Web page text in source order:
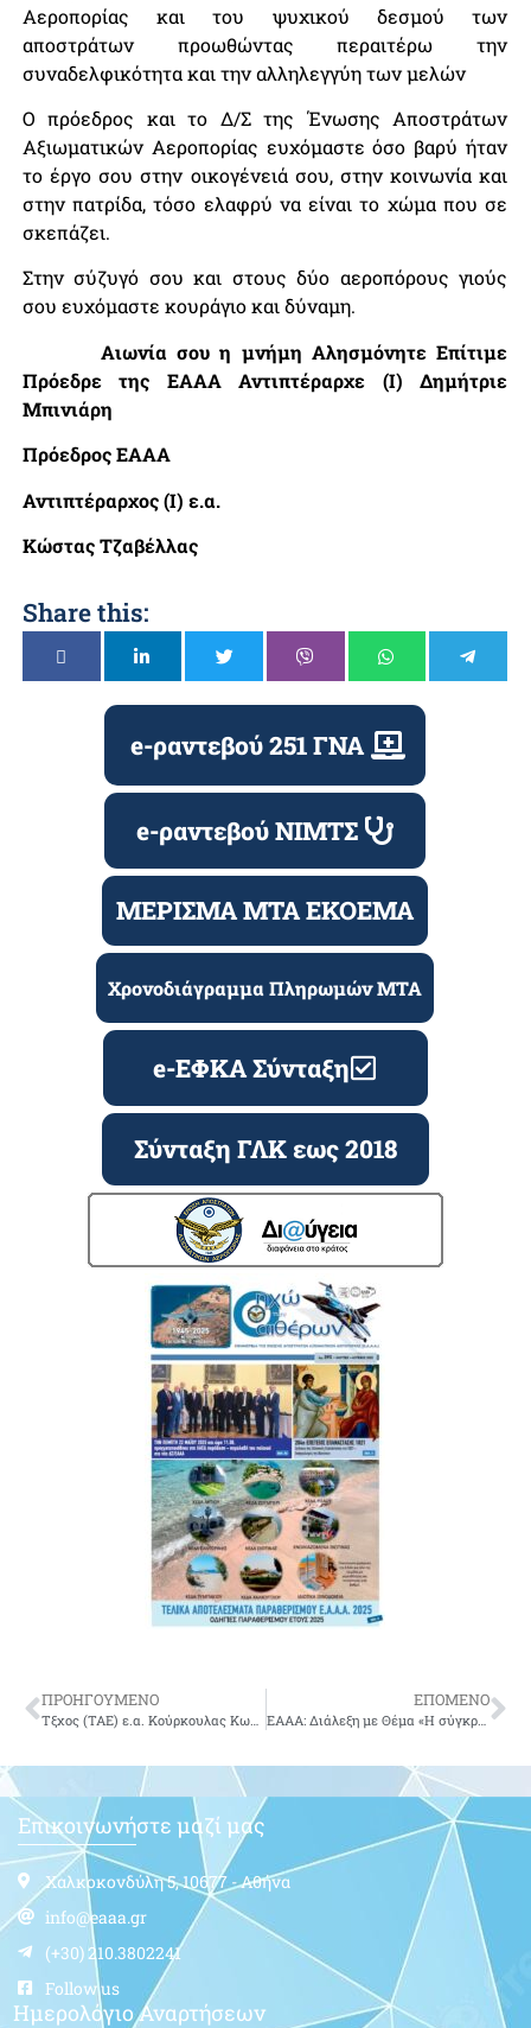
Αεροπορίας και του ψυχικού δεσμού των
αποστράτων προωθώντας περαιτέρω την
συναδελφικότητα και την αλληλεγγύη των μελών
Ο πρόεδρος και το Δ/Σ της Ένωσης Αποστράτων
Αξιωματικών Αεροπορίας ευχόμαστε όσο βαρύ ήταν
το έργο σου στην οικογένειά σου, στην κοινωνία και
στην πατρίδα, τόσο ελαφρύ να είναι το χώμα που σε
σκεπάζει.
Στην σύζυγό σου και στους δύο αεροπόρους γιούς
σου ευχόμαστε κουράγιο και δύναμη.
Αιωνία σου η μνήμη Αλησμόνητε Επίτιμε
Πρόεδρε της ΕΑΑΑ Αντιπτέραρχε (Ι) Δημήτριε
Μπινιάρη
Πρόεδρος ΕΑΑΑ
Αντιπτέραρχος (Ι) ε.α.
Κώστας Τζαβέλλας
Share this:
e-ραντεβού 251 ΓΝΑ
e-ραντεβού ΝΙΜΤΣ
ΜΕΡΙΣΜΑ ΜΤΑ ΕΚΟΕΜΑ
Χρονοδιάγραμμα Πληρωμών ΜΤΑ
e-ΕΦΚΑ Σύνταξη
Σύνταξη ΓΛΚ εως 2018
ΠΡΟΗΓΟΥΜΕΝΟ
Τξχος (ΤΑΕ) ε.α. Κούρκουλας Κων/νος του Κων/νου.
ΕΠΟΜΕΝΟ
ΕΑΑΑ: Διάλεξη με Θέμα «Η σύγκρουση του Ιωάννη Καποδίστρια με τα παραδοσιακά κοινωνικά στρώματα. Ο ρόλος των Μεγάλων Δυνάμεων»
Επικοινωνήστε μαζί μας
Χαλκοκονδύλη 5, 10677 - Αθήνα
info@eaaa.gr
(+30) 210.3802241
Follow us
Ημερολόγιο Αναρτήσεων